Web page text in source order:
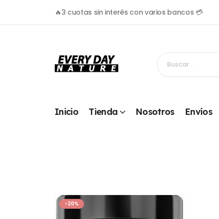
🔥3 cuotas sin interés con varios bancos 💳
Inicio Tienda Nosotros Envíos
-20%